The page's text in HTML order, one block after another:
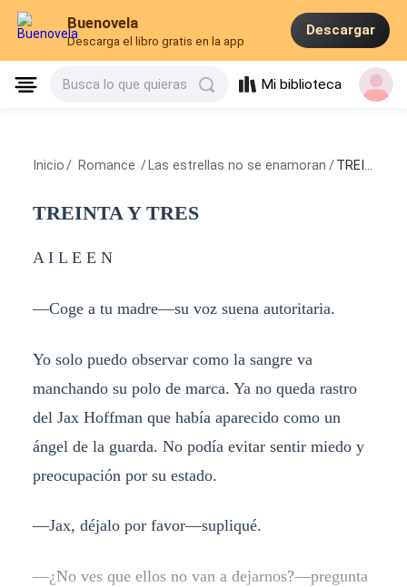
Buenovela
Descarga el libro gratis en la app
Descargar
Busca lo que quieras Mi biblioteca
Inicio / Romance / Las estrellas no se enamoran / TREINTA Y TRES
TREINTA Y TRES
A I L E E N
—Coge a tu madre—su voz suena autoritaria.
Yo solo puedo observar como la sangre va
manchando su polo de marca. Ya no queda rastro
del Jax Hoffman que había aparecido como un
ángel de la guarda. No podía evitar sentir miedo y
preocupación por su estado.
—Jax, déjalo por favor—supliqué.
—¿No ves que ellos no van a dejarnos?—pregunta